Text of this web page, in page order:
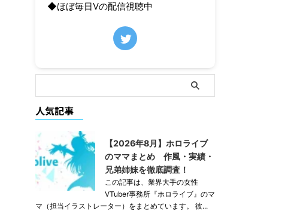
◆ほぼ毎日Vの配信視聴中
人気記事
【2026年8月】ホロライブ
のママまとめ 作風・実績・
兄弟姉妹を徹底調査！
この記事は、業界大手の女性
VTuber事務所『ホロライブ』のマ
マ（担当イラストレーター）をまとめています。 彼...